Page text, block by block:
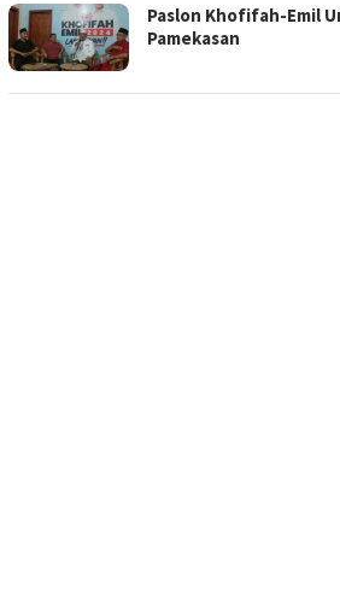
Paslon Khofifah-Emil
Pamekasan